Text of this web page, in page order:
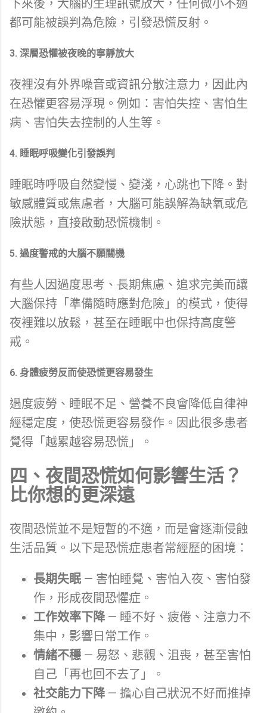
下來後，大腦的生理訊號放大，任何微小不適
都可能被誤判為危險，引發恐慌反射。
3. 深層恐懼被夜晚的寧靜放大
夜裡沒有外界噪音或資訊分散注意力，因此內
在恐懼更容易浮現。例如：害怕失控、害怕生
病、害怕失去控制的人生等。
4. 睡眠呼吸變化引發誤判
睡眠時呼吸自然變慢、變淺，心跳也下降。對
敏感體質或焦慮者，大腦可能誤解為缺氧或危
險狀態，直接啟動恐慌機制。
5. 過度警戒的大腦不願關機
有些人因過度思考、長期焦慮、追求完美而讓
大腦保持「準備隨時應對危險」的模式，使得
夜裡難以放鬆，甚至在睡眠中也保持高度警
戒。
6. 身體疲勞反而使恐慌更容易發生
過度疲勞、睡眠不足、營養不良會降低自律神
經穩定度，使恐慌更容易發作。因此很多患者
覺得「越累越容易恐慌」。
四、夜間恐慌如何影響生活？
比你想的更深遠
夜間恐慌並不是短暫的不適，而是會逐漸侵蝕
生活品質。以下是恐慌症患者常經歷的困境：
長期失眠 — 害怕睡覺、害怕入夜、害怕發
作，形成夜間恐懼症。
工作效率下降— 睡不好、疲倦、注意力不
集中，影響日常工作。
情緒不穩 — 易怒、悲觀、沮喪，甚至害怕
自己「再也回不去了」。
社交能力下降— 擔心自己狀況不好而推掉